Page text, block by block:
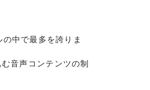
中で最多を誇りま
音声コンテンツの制